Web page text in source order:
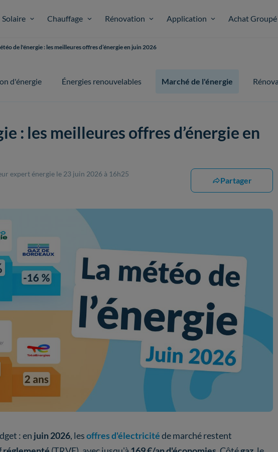
Solaire Chauffage Rénovation Application Achat Groupé
de l'énergie : les meilleures offres d’énergie en juin 2026
d'énergie Énergies renouvelables Marché de l'énergie
: les meilleures offres d’énergie en
expert énergie le 23 juin 2026 à 16h25
Partager
: en juin 2026, lesoffres d'électricitéde marché restent